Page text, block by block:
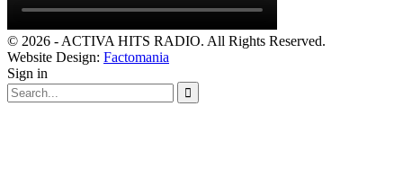
© 2026 - ACTIVA HITS RADIO. All Rights Reserved.
Website Design: Factomania
Sign in